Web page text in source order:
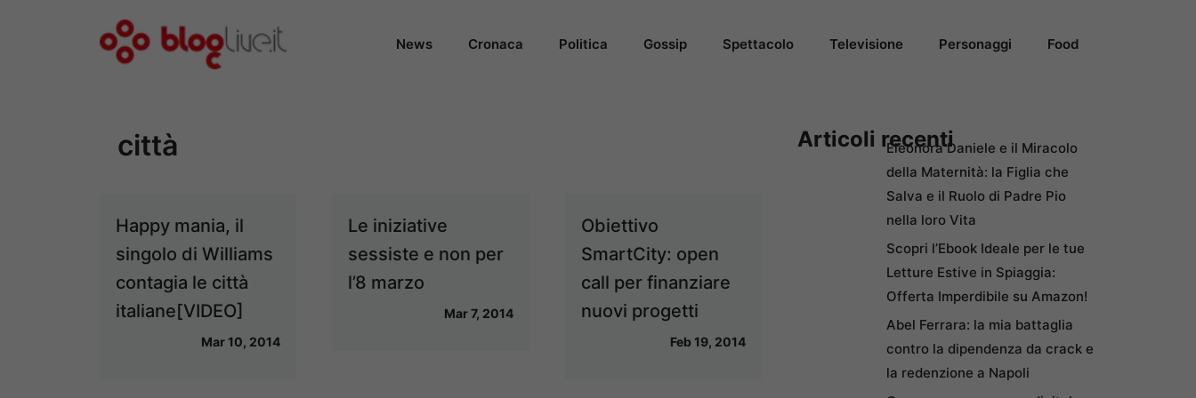
News Cronaca Politica Gossip Spettacolo Televisione Personaggi Food
città
Happy mania, il
singolo di Williams
contagia le città
italiane[VIDEO]
Mar 10, 2014
Le iniziative
sessiste e non per
l’8 marzo
Mar 7, 2014
Obiettivo
SmartCity: open
call per finanziare
nuovi progetti
Feb 19, 2014
Articoli recentiEleonora Daniele e il Miracolo
della Maternità: la Figlia che
Salva e il Ruolo di Padre Pio
nella loro Vita
Scopri l’Ebook Ideale per le tue
Letture Estive in Spiaggia:
Offerta Imperdibile su Amazon!
Abel Ferrara: la mia battaglia
contro la dipendenza da crack e
la redenzione a Napoli